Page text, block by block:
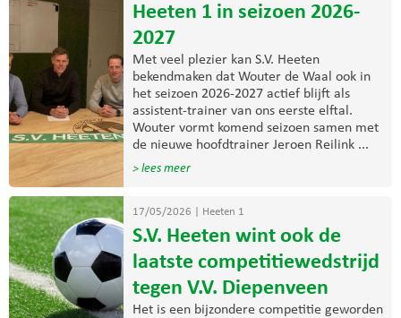
Heeten 1 in seizoen 2026-
2027
Met veel plezier kan S.V. Heeten
bekendmaken dat Wouter de Waal ook in
het seizoen 2026-2027 actief blijft als
assistent-trainer van ons eerste elftal.
Wouter vormt komend seizoen samen met
de nieuwe hoofdtrainer Jeroen Reilink ...
> lees meer
17/05/2026 Heeten 1
S.V. Heeten wint ook de
laatste competitiewedstrijd
tegen V.V. Diepenveen
Het is een bijzondere competitie geworden